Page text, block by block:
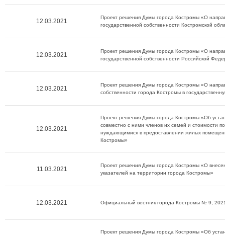
12.03.2021
Проект решения Думы города Костромы «О
государственной собственности Костромской
12.03.2021
Проект решения Думы города Костромы «О
государственной собственности Российской
12.03.2021
Проект решения Думы города Костромы «О
собственности города Костромы в
12.03.2021
Проект решения Думы города Костромы «Об
совместно с ними членов их семей и стоимости
нуждающимися в предоставлении жилых
Костромы»
11.03.2021
Проект решения Думы города Костромы «О
указателей на территории города Костромы»
12.03.2021 Официальный вестник города Костромы № 9,
Проект решения Думы города Костромы «Об